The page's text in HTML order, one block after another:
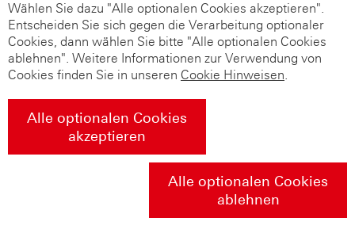
Wählen Sie dazu "Alle optionalen Cookies akzeptieren".
Entscheiden Sie sich gegen die Verarbeitung optionaler
Cookies, dann wählen Sie bitte "Alle optionalen Cookies
ablehnen". Weitere Informationen zur Verwendung von
Cookies finden Sie in unseren Cookie Hinweisen.
Alle optionalen Cookies
akzeptieren
Alle optionalen Cookies
ablehnen